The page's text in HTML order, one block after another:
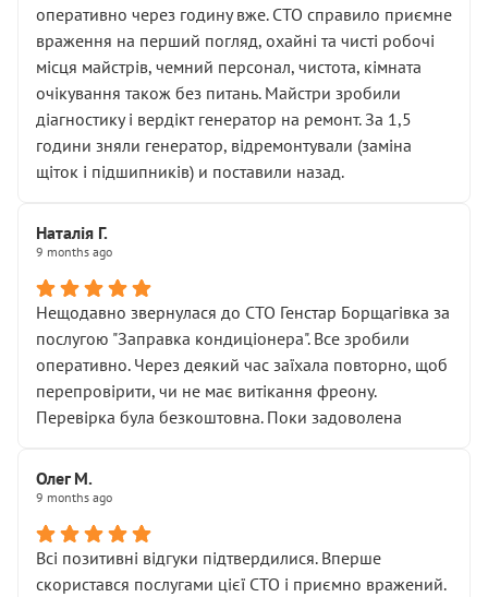
оперативно через годину вже. СТО справило приємне
враження на перший погляд, охайні та чисті робочі
місця майстрів, чемний персонал, чистота, кімната
очікування також без питань. Майстри зробили
діагностику і вердікт генератор на ремонт. За 1,5
години зняли генератор, відремонтували (заміна
щіток і підшипників) и поставили назад.
Наталія Г.
9 months ago
Нещодавно звернулася до СТО Генстар Борщагівка за
послугою "Заправка кондиціонера". Все зробили
оперативно. Через деякий час заїхала повторно, щоб
перепровірити, чи не має витікання фреону.
Перевірка була безкоштовна. Поки задоволена
Олег М.
9 months ago
Всі позитивні відгуки підтвердилися. Вперше
скористався послугами цієї СТО і приємно вражений.